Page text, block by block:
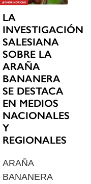
LA
INVESTIGACIÓN
SALESIANA
SOBRE LA
ARAÑA
BANANERA
SE DESTACA
EN MEDIOS
NACIONALES
Y
REGIONALES
ARAÑA
BANANERA